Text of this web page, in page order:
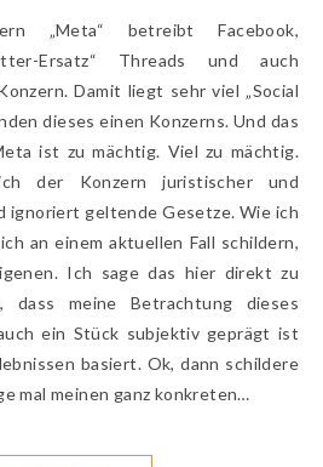
Ersatz“ Threads und auch
Damit liegt sehr viel „Social
dieses einen Konzerns. Und das
ist zu mächtig. Viel zu mächtig.
der Konzern juristischer und
ignoriert geltende Gesetze. Wie ich
an einem aktuellen Fall schildern,
Ich sage das hier direkt zu
dass meine Betrachtung dieses
ein Stück subjektiv geprägt ist
basiert. Ok, dann schildere
mal meinen ganz konkreten…